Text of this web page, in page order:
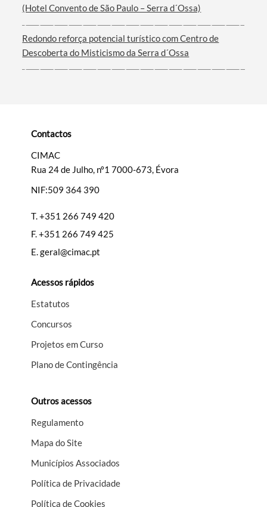
Categorias gerais
(Hotel Convento de São Paulo – Serra d´Ossa)
Redondo reforça potencial turístico com Centro de
Descoberta do Misticismo da Serra d´Ossa
Contactos
CIMAC
Rua 24 de Julho, nº1 7000-673, Évora
NIF:509 364 390
T.+351 266 749 420
F.+351 266 749 425
E.geral@cimac.pt
Acessos rápidos
Estatutos
Concursos
Projetos em Curso
Plano de Contingência
Outros acessos
Regulamento
Mapa do Site
Municípios Associados
Política de Privacidade
Política de Cookies